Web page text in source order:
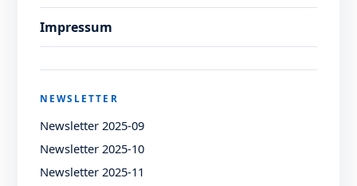
Impressum
NEWSLETTER
Newsletter 2025-09
Newsletter 2025-10
Newsletter 2025-11